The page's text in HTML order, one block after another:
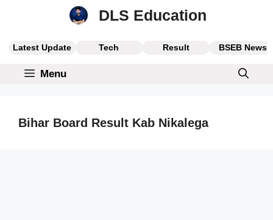
DLS Education
Latest Update Tech Result BSEB News
Menu
Bihar Board Result Kab Nikalega